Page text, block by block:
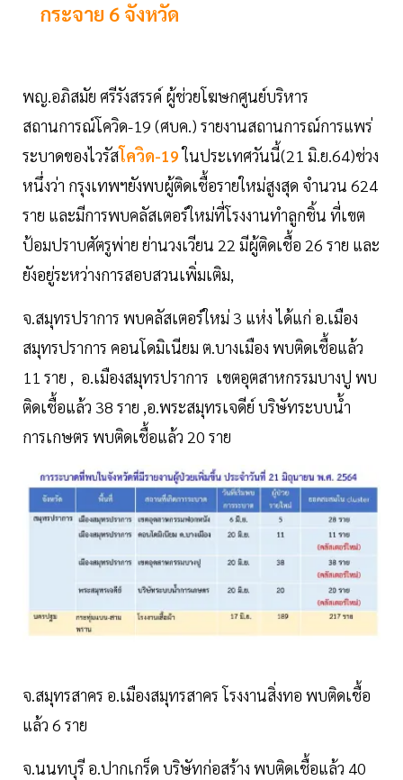
กระจาย 6 จังหวัด
พญ.อภิสมัย ศรีรังสรรค์ ผู้ช่วยโฆษกศูนย์บริหาร
สถานการณ์โควิด-19 (ศบค.) รายงานสถานการณ์การแพร่
ระบาดของไวรัสโควิด-19ในประเทศวันนี้(21 มิ.ย.64)ช่วง
หนึ่งว่า กรุงเทพฯยังพบผู้ติดเชื้อรายใหม่สูงสุด จำนวน 624
ราย และมีการพบคลัสเตอร์ใหม่ที่โรงงานทำลูกชิ้น ที่เขต
ป้อมปราบศัตรูพ่าย ย่านวงเวียน 22 มีผู้ติดเชื้อ 26 ราย และ
ยังอยู่ระหว่างการสอบสวนเพิ่มเติม,
จ.สมุทรปราการ พบคลัสเตอร์ใหม่ 3 แห่ง ได้แก่ อ.เมือง
สมุทรปราการ คอนโดมิเนียม ต.บางเมือง พบติดเชื้อแล้ว
11 ราย , อ.เมืองสมุทรปราการ เขตอุตสาหกรรมบางปู พบ
ติดเชื้อแล้ว 38 ราย ,อ.พระสมุทรเจดีย์ บริษัทระบบน้ำ
การเกษตร พบติดเชื้อแล้ว 20 ราย
จ.สมุทรสาคร อ.เมืองสมุทรสาคร โรงงานสิ่งทอ พบติดเชื้อ
แล้ว 6 ราย
จ.นนทบุรี อ.ปากเกร็ด บริษัทก่อสร้าง พบติดเชื้อแล้ว 40